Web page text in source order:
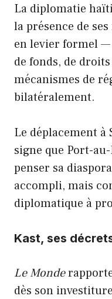
La diplomatie
la présence de
en levier formel —
de fonds, de
mécanismes de
bilatéralement.
Le déplacement à
signe que Port-
penser sa
accompli, mais
diplomatique à
Kast, ses
Le Monde
dès son